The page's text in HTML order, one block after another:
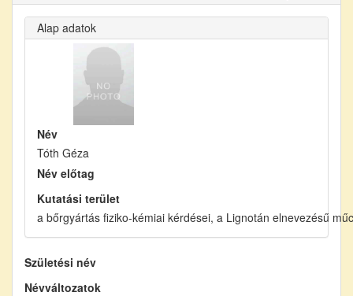
Alap adatok
Név
Tóth Géza
Név előtag
Kutatási terület
a bőrgyártás fiziko-kémiai kérdései, a Lignotán elnevezésű
Születési név
Névváltozatok